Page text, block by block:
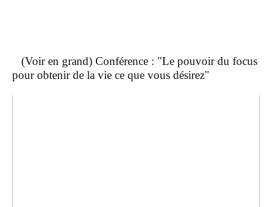
(Voir en grand) Conférence : "Le pouvoir du focus
pour obtenir de la vie ce que vous désirez"